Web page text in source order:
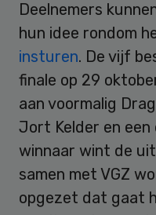
Deelnemers
hun idee rondom
insturen. De vijf
finale op 29
aan voormalig
Jort Kelder en een
winnaar wint de
samen met VGZ
opgezet dat gaat